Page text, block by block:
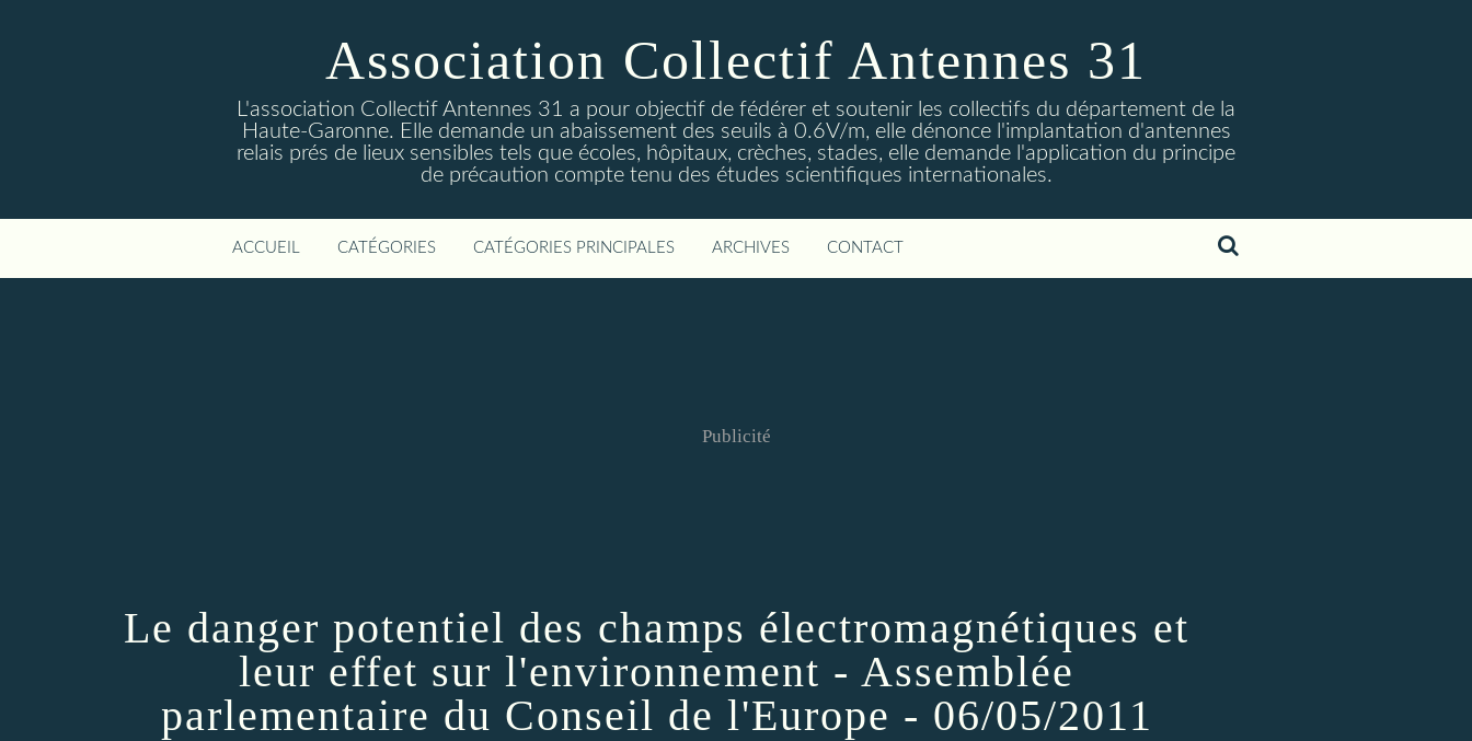
Association Collectif Antennes 31
L'association Collectif Antennes 31 a pour objectif de fédérer et soutenir les collectifs du département de la
Haute-Garonne. Elle demande un abaissement des seuils à 0.6V/m, elle dénonce l'implantation d'antennes
relais prés de lieux sensibles tels que écoles, hôpitaux, crèches, stades, elle demande l'application du principe
de précaution compte tenu des études scientifiques internationales.
ACCUEIL CATÉGORIES CATÉGORIES PRINCIPALES ARCHIVES CONTACT
Publicité
Le danger potentiel des champs électromagnétiques et
leur effet sur l'environnement - Assemblée
parlementaire du Conseil de l'Europe - 06/05/2011